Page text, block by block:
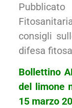
consigli
difesa
Bollettino
del limone
15 marzo